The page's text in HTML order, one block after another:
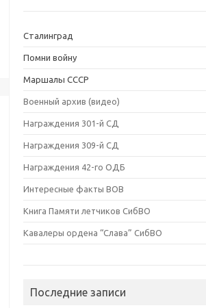
Сталинград
Помни войну
Маршалы СССР
Военный архив (видео)
Награждения 301-й СД
Награждения 309-й СД
Награждения 42-го ОДБ
Интересные факты ВОВ
Книга Памяти летчиков СибВО
Кавалеры ордена “Слава” СибВО
Последние записи